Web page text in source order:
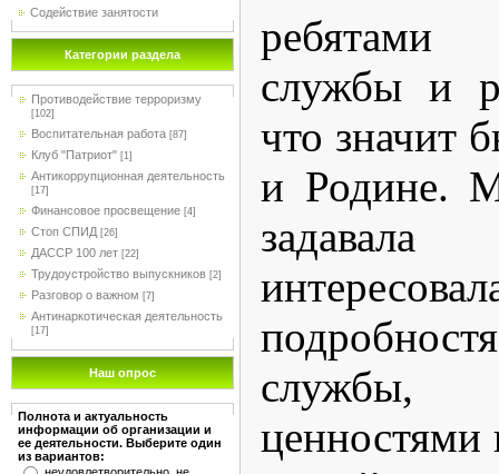
Содействие занятости
Категории раздела
Противодействие терроризму
[102]
Воспитательная работа [87]
Клуб "Патриот" [1]
Антикоррупционная деятельность
[17]
Финансовое просвещение [4]
Стоп СПИД [26]
ДАССР 100 лет [22]
Трудоустройство выпускников [2]
Разговор о важном [7]
Антинаркотическая деятельность
[17]
Наш опрос
Полнота и актуальность
информации об организации и
ее деятельности. Выберите один
из вариантов:
службы и
что значит
и Родине.
службы,